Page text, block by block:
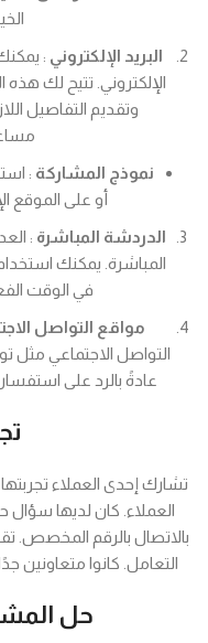
البريد الإلكتروني :
الإلكتروني. تتيح لك
وتقديم التفاصيل
نموذج المشاركة :
أو على الموقع
الدردشة المباشرة :
المباشرة. يمكنك
في الوقت
مواقع التواصل
التواصل الاجتماعي مثل
عادةً بالرد على
تشارك إحدى العملاء
العملاء. كان لديها
بالاتصال بالرقم المخصص.
التعامل. كانوا متعاونين
حل